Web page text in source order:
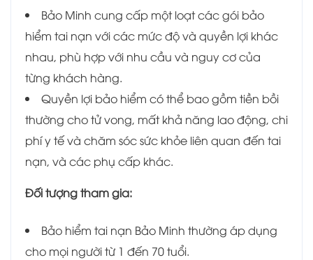
Bảo Minh cung cấp một loạt các gói bảo
hiểm tai nạn với các mức độ và quyền lợi khác
nhau, phù hợp với nhu cầu và nguy cơ của
từng khách hàng.
Quyền lợi bảo hiểm có thể bao gồm tiền bồi
thường cho tử vong, mất khả năng lao động, chi
phí y tế và chăm sóc sức khỏe liên quan đến tai
nạn, và các phụ cấp khác.
Đối tượng tham gia:
Bảo hiểm tai nạn Bảo Minh thường áp dụng
cho mọi người từ 1 đến 70 tuổi.